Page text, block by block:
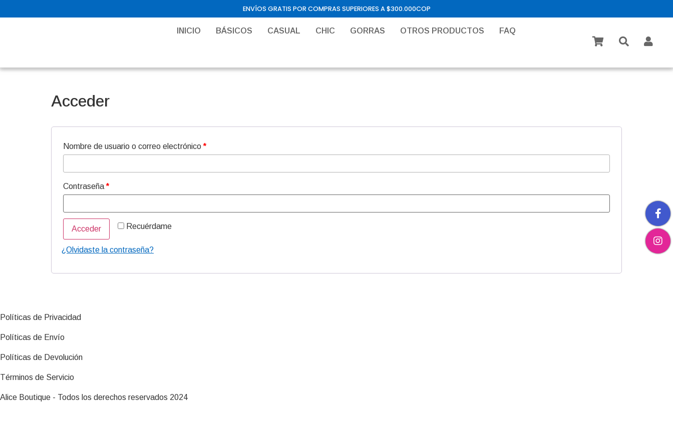
ENVÍOS GRATIS POR COMPRAS SUPERIORES A $300.000COP
INICIO BÁSICOS CASUAL CHIC GORRAS OTROS PRODUCTOS FAQ
Acceder
Nombre de usuario o correo electrónico*
Contraseña*
Recuérdame
Acceder
¿Olvidaste la contraseña?
Políticas de Privacidad
Políticas de Envío
Políticas de Devolución
Términos de Servicio
Alice Boutique - Todos los derechos reservados 2024